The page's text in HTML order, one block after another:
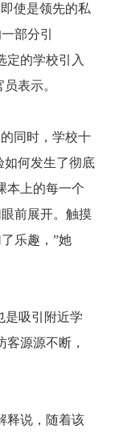
使是领先的私
部分引
定的学校引入
表示。
同时，学校十
如何发生了彻底
本上的每一个
前展开。触摸
乐趣，”她
是吸引附近学
源源不断，
释说，随着该